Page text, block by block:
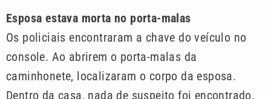
Esposa estava morta no porta-malas
Os policiais encontraram a chave do veículo no
console. Ao abrirem o porta-malas da
caminhonete, localizaram o corpo da esposa.
Dentro da casa, nada de suspeito foi encontrado.